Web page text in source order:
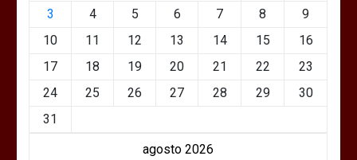
agosto 2026
3
4 5 6 7 8
9
10
11 12 13 14 15
16
17
18 19 20 21 22
23
24
25 26 27 28 29
30
31